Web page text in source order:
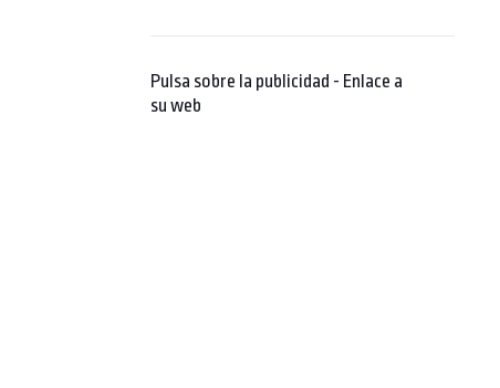
Pulsa sobre la publicidad - Enlace a
su web